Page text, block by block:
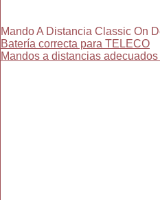
Mando A Distancia Classic On
Batería correcta para TELECO
Mandos a distancias